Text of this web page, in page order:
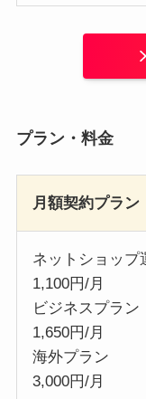
プラン・料金
月額契約プラン
ネットショップ
1,100円/月
ビジネスプラン
1,650円/月
海外プラン
3,000円/月